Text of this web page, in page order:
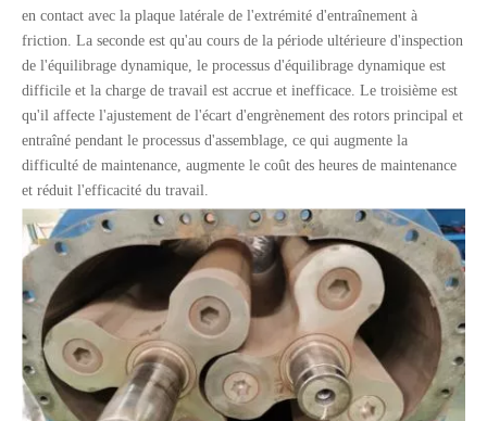
en contact avec la plaque latérale de l'extrémité d'entraînement à
friction. La seconde est qu'au cours de la période ultérieure d'inspection
de l'équilibrage dynamique, le processus d'équilibrage dynamique est
difficile et la charge de travail est accrue et inefficace. Le troisième est
qu'il affecte l'ajustement de l'écart d'engrènement des rotors principal et
entraîné pendant le processus d'assemblage, ce qui augmente la
difficulté de maintenance, augmente le coût des heures de maintenance
et réduit l'efficacité du travail.